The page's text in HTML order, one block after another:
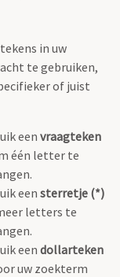
in uw
te gebruiken,
of juist
eenvraagteken
één letter te
eensterretje (*)
letters te
eendollarteken
uw zoekterm